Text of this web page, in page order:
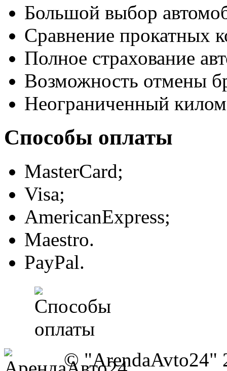
Большой выбор
Сравнение прокатных
Полное страхование
Возможность отмены
Неограниченный
Способы оплаты
MasterCard;
Visa;
AmericanExpress;
Maestro.
PayPal.
© "ArendaAvto24"